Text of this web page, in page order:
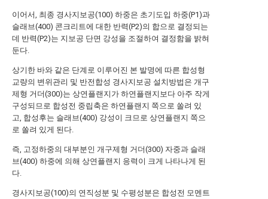
이어서, 최종 경사지보공(100) 하중은 초기도입 하중(P1)과
슬래브(400) 콘크리트에 대한 반력(P2)의 합으로 결정되는
데 반력(P2)는 지보공 단면 강성을 조절하여 결정함을 밝혀
둔다.
상기한 바와 같은 단계로 이루어진 본 발명에 따른 합성형
교량의 변위관리 및 반전합성 경사지보공 설치방법은 개구
제형 거더(300)는 상연플랜지가 하연플랜지보다 아주 작게
구성되므로 합성전 중립축은 하연플랜지 쪽으로 쏠려 있
고, 합성후는 슬래브(400) 강성이 크므로 상연플랜지 쪽으
로 쏠려 있게 된다.
즉, 고정하중의 대부분인 개구제형 거더(300) 자중과 슬래
브(400) 하중에 의해 상연플랜지 응력이 크게 나타나게 된
다.
경사지보공(100)의 연직성분 및 수평성분은 합성전 모멘트